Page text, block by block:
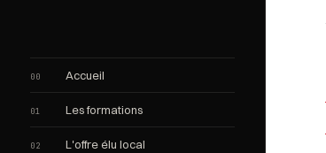
00 Accueil
01 Les formations
02 L'offre élu local